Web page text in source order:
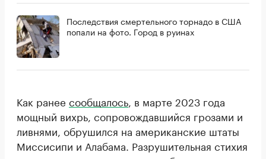
Последствия смертельного торнадо в США
попали на фото. Город в руинах
Как ранее сообщалось , в марте 2023 года
мощный вихрь, сопровождавшийся грозами и
ливнями, обрушился на американские штаты
Миссисипи и Алабама. Разрушительная стихия